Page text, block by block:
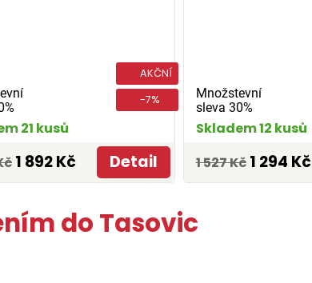
AKČNÍ
-7%
21 kusů
1 892 Kč Detail
Množstevní
sleva 30%
Skladem 12 kusů
1 527 Kč 1 294 Kč
do Tasovic